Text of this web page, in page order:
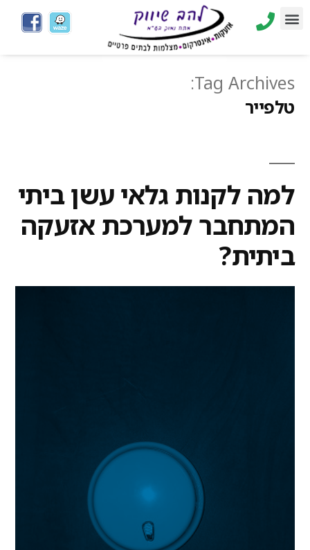
Tag Archives:
טלפייר
למה לקנות גלאי עשן ביתי
המתחבר למערכת אזעקה
ביתית?